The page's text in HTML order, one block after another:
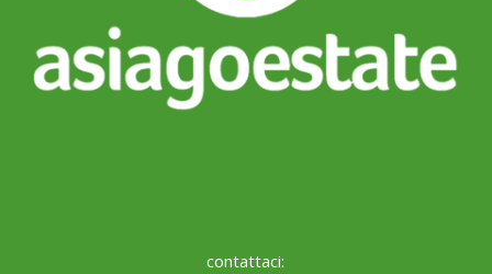
contattaci: